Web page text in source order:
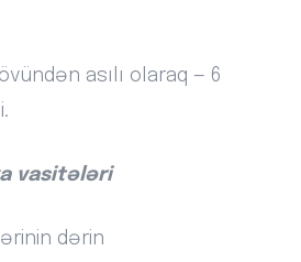
asılı olaraq — 6
vasitələri
dərin